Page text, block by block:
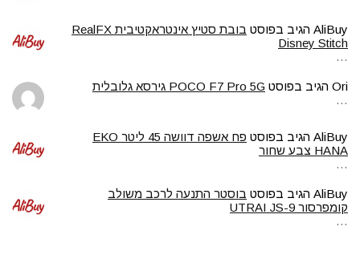
AliBuy הגיב בפוסט
בובת סטיץ אינטראקטיבית RealFX
Disney Stitch
…
Ori הגיב בפוסט POCO F7 Pro 5G גירסא גלובלית
…
AliBuy הגיב בפוסט
פח אשפה דוושה 45 ליטר EKO
HANA צבע שחור
…
AliBuy הגיב בפוסט בוסטר התנעה לרכב משולב
קומפרסור UTRAI JS-9
…